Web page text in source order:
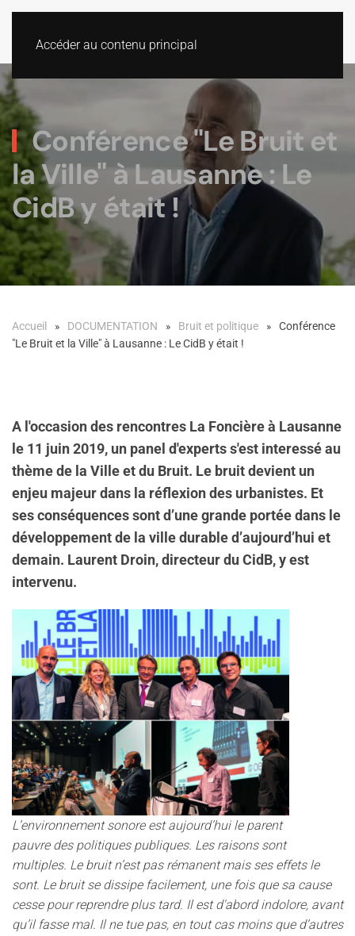
Accéder au contenu principal
Conférence "Le Bruit et
la Ville" à Lausanne : Le
CidB y était !
Accueil DOCUMENTATION Bruit et politique
Conférence
"Le Bruit et la Ville" à Lausanne : Le CidB y était !
A l'occasion des rencontres La Foncière à Lausanne
le 11 juin 2019, un panel d'experts s'est interessé au
thème de la Ville et du Bruit. Le bruit devient un
enjeu majeur dans la réflexion des urbanistes. Et
ses conséquences sont d’une grande portée dans le
développement de la ville durable d’aujourd’hui et
demain. Laurent Droin, directeur du CidB, y est
intervenu.
L’environnement sonore est aujourd’hui le parent
pauvre des politiques publiques. Les raisons sont
multiples. Le bruit n’est pas rémanent mais ses effets le
sont. Le bruit se dissipe facilement, une fois que sa cause
cesse pour reprendre plus tard. Il est d'abord indolore, avant
qu’il fasse mal. Il ne tue pas, en tout cas moins que d’autres